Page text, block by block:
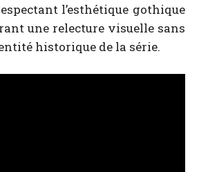
l’esthétique gothique
une relecture visuelle sans
historique de la série.